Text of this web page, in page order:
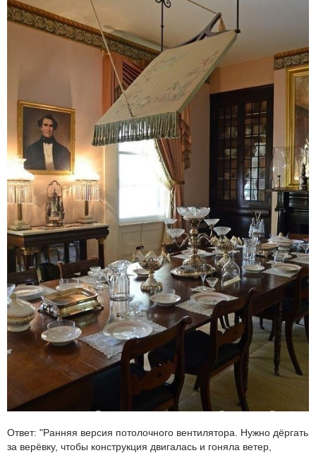
Ответ: "Ранняя версия потолочного вентилятора. Нужно дёргать
за верёвку, чтобы конструкция двигалась и гоняла ветер,